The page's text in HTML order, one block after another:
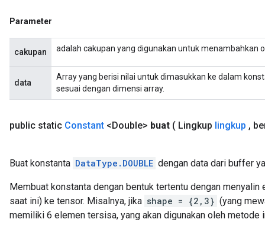
Parameter
cakupan adalah cakupan yang digunakan untuk menambahkan
data
Array yang berisi nilai untuk dimasukkan ke dalam
sesuai dengan dimensi array.
public static Constant <Double> buat ( Lingkup lingkup ,
Buat konstanta DataType.DOUBLE dengan data dari buffer
Membuat konstanta dengan bentuk tertentu dengan
saat ini) ke tensor. Misalnya, jika shape = {2,3} (yang
memiliki 6 elemen tersisa, yang akan digunakan oleh metode